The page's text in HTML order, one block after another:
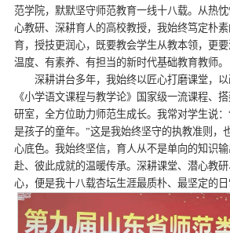
范学院，默默坚守师范教育一线十八载。从热
心教研、深耕育人的高校教授，我始终笃定朴
育，授技更润心，既要教会学生从教本领，更
温度、有素养、有担当的新时代基础教育教师。
深耕讲台多年，我始终以匠心打磨课堂，
《小学语文课程与教学论》国家级一流课程、
研室，全方位助力师范生成长。我常对学生说
是孩子的童年。”这是我始终坚守的执教准则，
心底色。我始终坚信，育人从不是单向的知识
赴、彼此成就的温暖传承。深耕课堂、潜心教
心，便是我十八载杏坛生涯最质朴、最坚定的日